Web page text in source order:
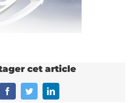
cet article
FacebookTwitterLinkedIn